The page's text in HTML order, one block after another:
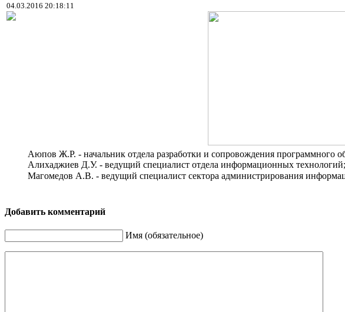
04.03.2016 20:18:11
Аюпов Ж.Р. - начальник отдела разработки и сопровождения программного
Алихаджиев Д.У. - ведущий специалист отдела информационных технологий;
Магомедов А.В. - ведущий специалист сектора администрирования
Добавить комментарий
Имя (обязательное)